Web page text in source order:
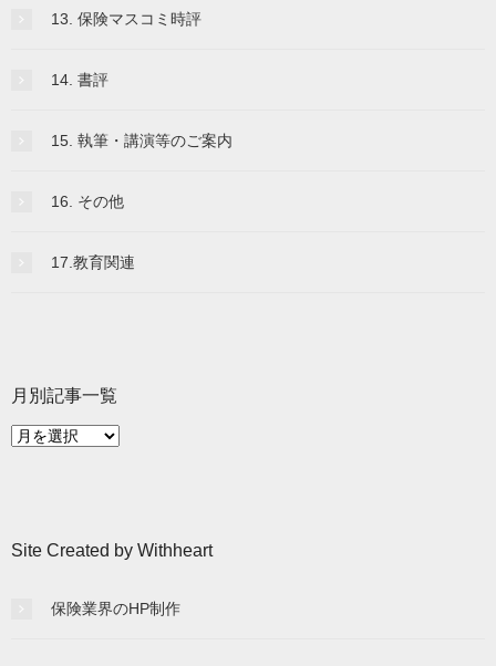
13. 保険マスコミ時評
14. 書評
15. 執筆・講演等のご案内
16. その他
17.教育関連
月別記事一覧
月
覧
Site Created by Withheart
保険業界のHP制作